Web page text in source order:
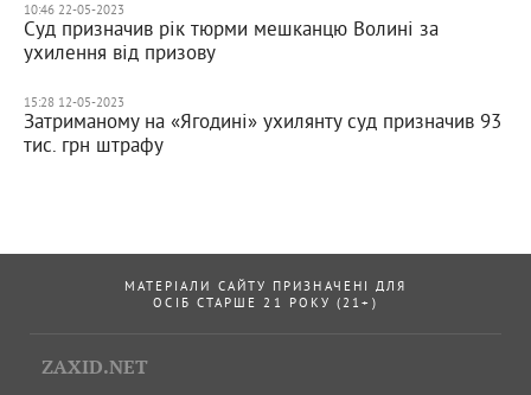
10:46 22-05-2023
Суд призначив рік тюрми мешканцю Волині за
ухилення від призову
15:28 12-05-2023
Затриманому на «Ягодині» ухилянту суд призначив 93
тис. грн штрафу
МАТЕРІАЛИ САЙТУ ПРИЗНАЧЕНІ ДЛЯ
ОСІБ СТАРШЕ 21 РОКУ (21+)
ZAXID.NET